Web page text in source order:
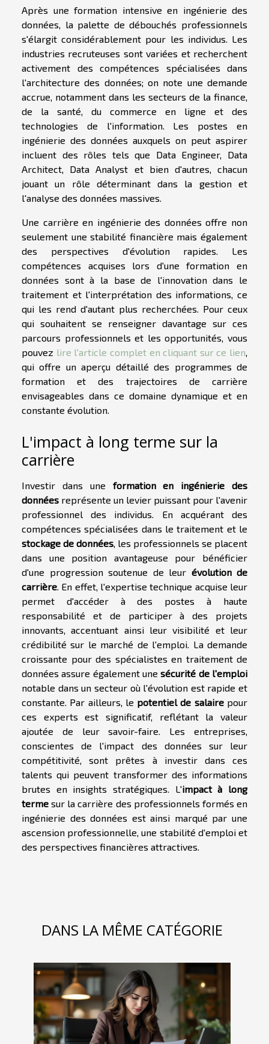
Après une formation intensive en ingénierie des
données, la palette de débouchés professionnels
s'élargit considérablement pour les individus. Les
industries recruteuses sont variées et recherchent
activement des compétences spécialisées dans
l'architecture des données; on note une demande
accrue, notamment dans les secteurs de la finance,
de la santé, du commerce en ligne et des
technologies de l'information. Les postes en
ingénierie des données auxquels on peut aspirer
incluent des rôles tels que Data Engineer, Data
Architect, Data Analyst et bien d'autres, chacun
jouant un rôle déterminant dans la gestion et
l'analyse des données massives.
Une carrière en ingénierie des données offre non
seulement une stabilité financière mais également
des perspectives d'évolution rapides. Les
compétences acquises lors d'une formation en
données sont à la base de l'innovation dans le
traitement et l'interprétation des informations, ce
qui les rend d'autant plus recherchées. Pour ceux
qui souhaitent se renseigner davantage sur ces
parcours professionnels et les opportunités, vous
pouvez lire l'article complet en cliquant sur ce lien
qui offre un aperçu détaillé des programmes de
formation et des trajectoires de carrière
envisageables dans ce domaine dynamique et en
constante évolution.
L'impact à long terme sur la
carrière
Investir dans une formation en ingénierie des
données représente un levier puissant pour l'avenir
professionnel des individus. En acquérant des
compétences spécialisées dans le traitement et le
stockage de données, les professionnels se placent
dans une position avantageuse pour bénéficier
d'une progression soutenue de leur évolution de
carrière. En effet, l'expertise technique acquise leur
permet d'accéder à des postes à haute
responsabilité et de participer à des projets
innovants, accentuant ainsi leur visibilité et leur
crédibilité sur le marché de l'emploi. La demande
croissante pour des spécialistes en traitement de
données assure également unesécurité de l'emploi
notable dans un secteur où l'évolution est rapide et
constante. Par ailleurs, le potentiel de salairepour
ces experts est significatif, reflétant la valeur
ajoutée de leur savoir-faire. Les entreprises,
conscientes de l'impact des données sur leur
compétitivité, sont prêtes à investir dans ces
talents qui peuvent transformer des informations
brutes en insights stratégiques. L'impact à long
terme sur la carrière des professionnels formés en
ingénierie des données est ainsi marqué par une
ascension professionnelle, une stabilité d'emploi et
des perspectives financières attractives.
DANS LA MÊME CATÉGORIE